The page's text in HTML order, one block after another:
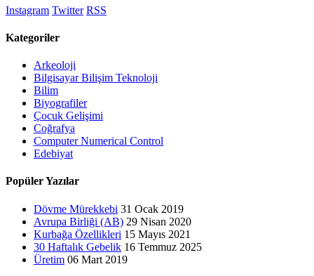
Instagram Twitter RSS
Kategoriler
Arkeoloji
Bilgisayar Bilişim Teknoloji
Bilim
Biyografiler
Çocuk Gelişimi
Coğrafya
Computer Numerical Control
Edebiyat
Popüler Yazılar
Dövme Mürekkebi 31 Ocak 2019
Avrupa Birliği (AB) 29 Nisan 2020
Kurbağa Özellikleri 15 Mayıs 2021
30 Haftalık Gebelik 16 Temmuz 2025
Üretim 06 Mart 2019